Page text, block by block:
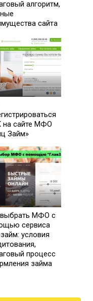
000
%
000
алгоритм,
сайта
на сайте МФО
Займ»
МФО с
сервиса
условия
процесс
займа